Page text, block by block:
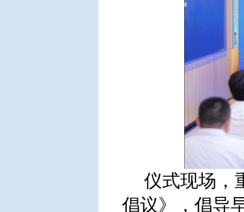
仪式现场，
倡议》，倡导